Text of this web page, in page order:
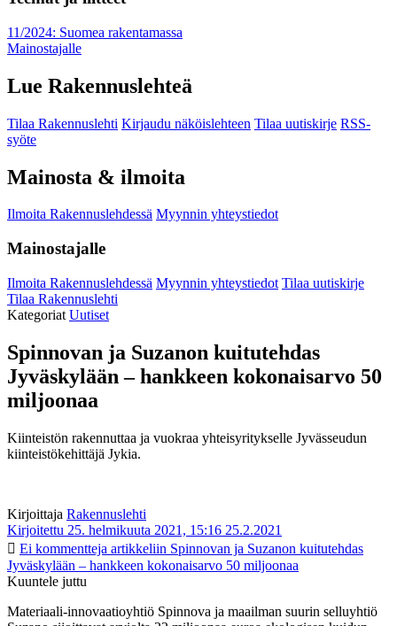
11/2024: Suomea rakentamassa
Mainostajalle
Lue Rakennuslehteä
Tilaa Rakennuslehti Kirjaudu näköislehteen Tilaa uutiskirje RSS-
syöte
Mainosta & ilmoita
Ilmoita Rakennuslehdessä Myynnin yhteystiedot
Mainostajalle
Ilmoita Rakennuslehdessä Myynnin yhteystiedot Tilaa uutiskirje
Tilaa Rakennuslehti
Kategoriat Uutiset
Spinnovan ja Suzanon kuitutehdas
Jyväskylään – hankkeen kokonaisarvo 50
miljoonaa
Kiinteistön rakennuttaa ja vuokraa yhteisyritykselle Jyvässeudun
kiinteistökehittäjä Jykia.
Kirjoittaja Rakennuslehti
Kirjoitettu 25. helmikuuta 2021, 15:16 25.2.2021
Ei kommentteja artikkeliin Spinnovan ja Suzanon kuitutehdas
Jyväskylään – hankkeen kokonaisarvo 50 miljoonaa
Kuuntele juttu
Materiaali-innovaatioyhtiö Spinnova ja maailman suurin selluyhtiö